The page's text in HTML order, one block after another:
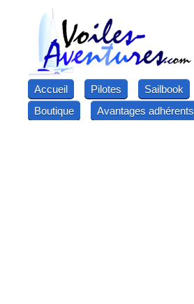
Accueil Pilotes Sailbook
Boutique
Avantages adhérents